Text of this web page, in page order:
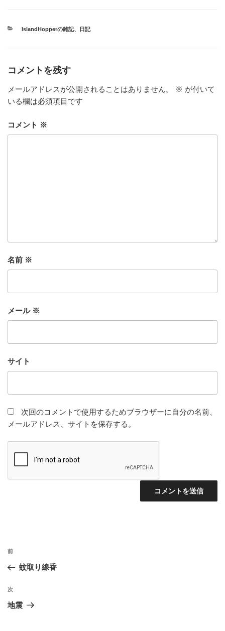
カ
IslandHopperの雑記、 日記
コメントを残す
メールアドレスが公開されることはありません。 ※ が付いて
いる欄は必須項目です
コメント ※
名前 ※
メール ※
サイト
次回のコメントで使用するためブラウザーに自分の名前、
メールアドレス、サイトを保存する。
投
ナ
ビ
ゲ
前
の
稿
前
蚊取り線香
次
の
次
地震